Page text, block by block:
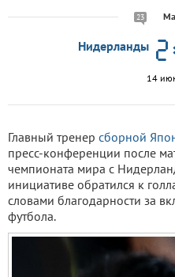
23
Нидерланды
14
Главный тренер сборной
пресс-конференции после
чемпионата мира с
инициативе обратился к
словами благодарности за
футбола.